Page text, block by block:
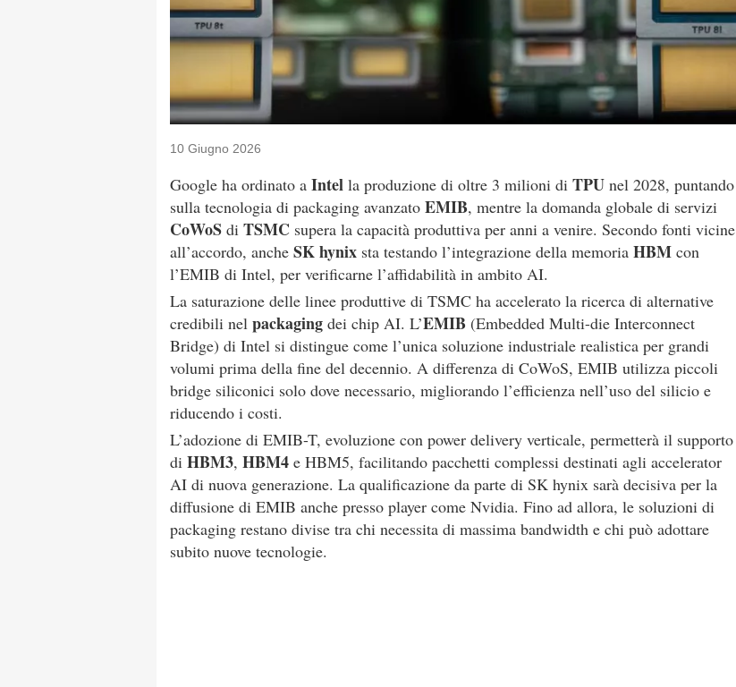
10 Giugno 2026
Google ha ordinato a Intel la produzione di oltre 3 milioni di TPU nel 2028, puntando
sulla tecnologia di packaging avanzato EMIB, mentre la domanda globale di servizi
CoWoS di TSMC supera la capacità produttiva per anni a venire. Secondo fonti vicine
all’accordo, anche SK hynix sta testando l’integrazione della memoria HBM con
l’EMIB di Intel, per verificarne l’affidabilità in ambito AI.
La saturazione delle linee produttive di TSMC ha accelerato la ricerca di alternative
credibili nel packaging dei chip AI. L’EMIB (Embedded Multi-die Interconnect
Bridge) di Intel si distingue come l’unica soluzione industriale realistica per grandi
volumi prima della fine del decennio. A differenza di CoWoS, EMIB utilizza piccoli
bridge siliconici solo dove necessario, migliorando l’efficienza nell’uso del silicio e
riducendo i costi.
L’adozione di EMIB-T, evoluzione con power delivery verticale, permetterà il supporto
di HBM3, HBM4 e HBM5, facilitando pacchetti complessi destinati agli accelerator
AI di nuova generazione. La qualificazione da parte di SK hynix sarà decisiva per la
diffusione di EMIB anche presso player come Nvidia. Fino ad allora, le soluzioni di
packaging restano divise tra chi necessita di massima bandwidth e chi può adottare
subito nuove tecnologie.